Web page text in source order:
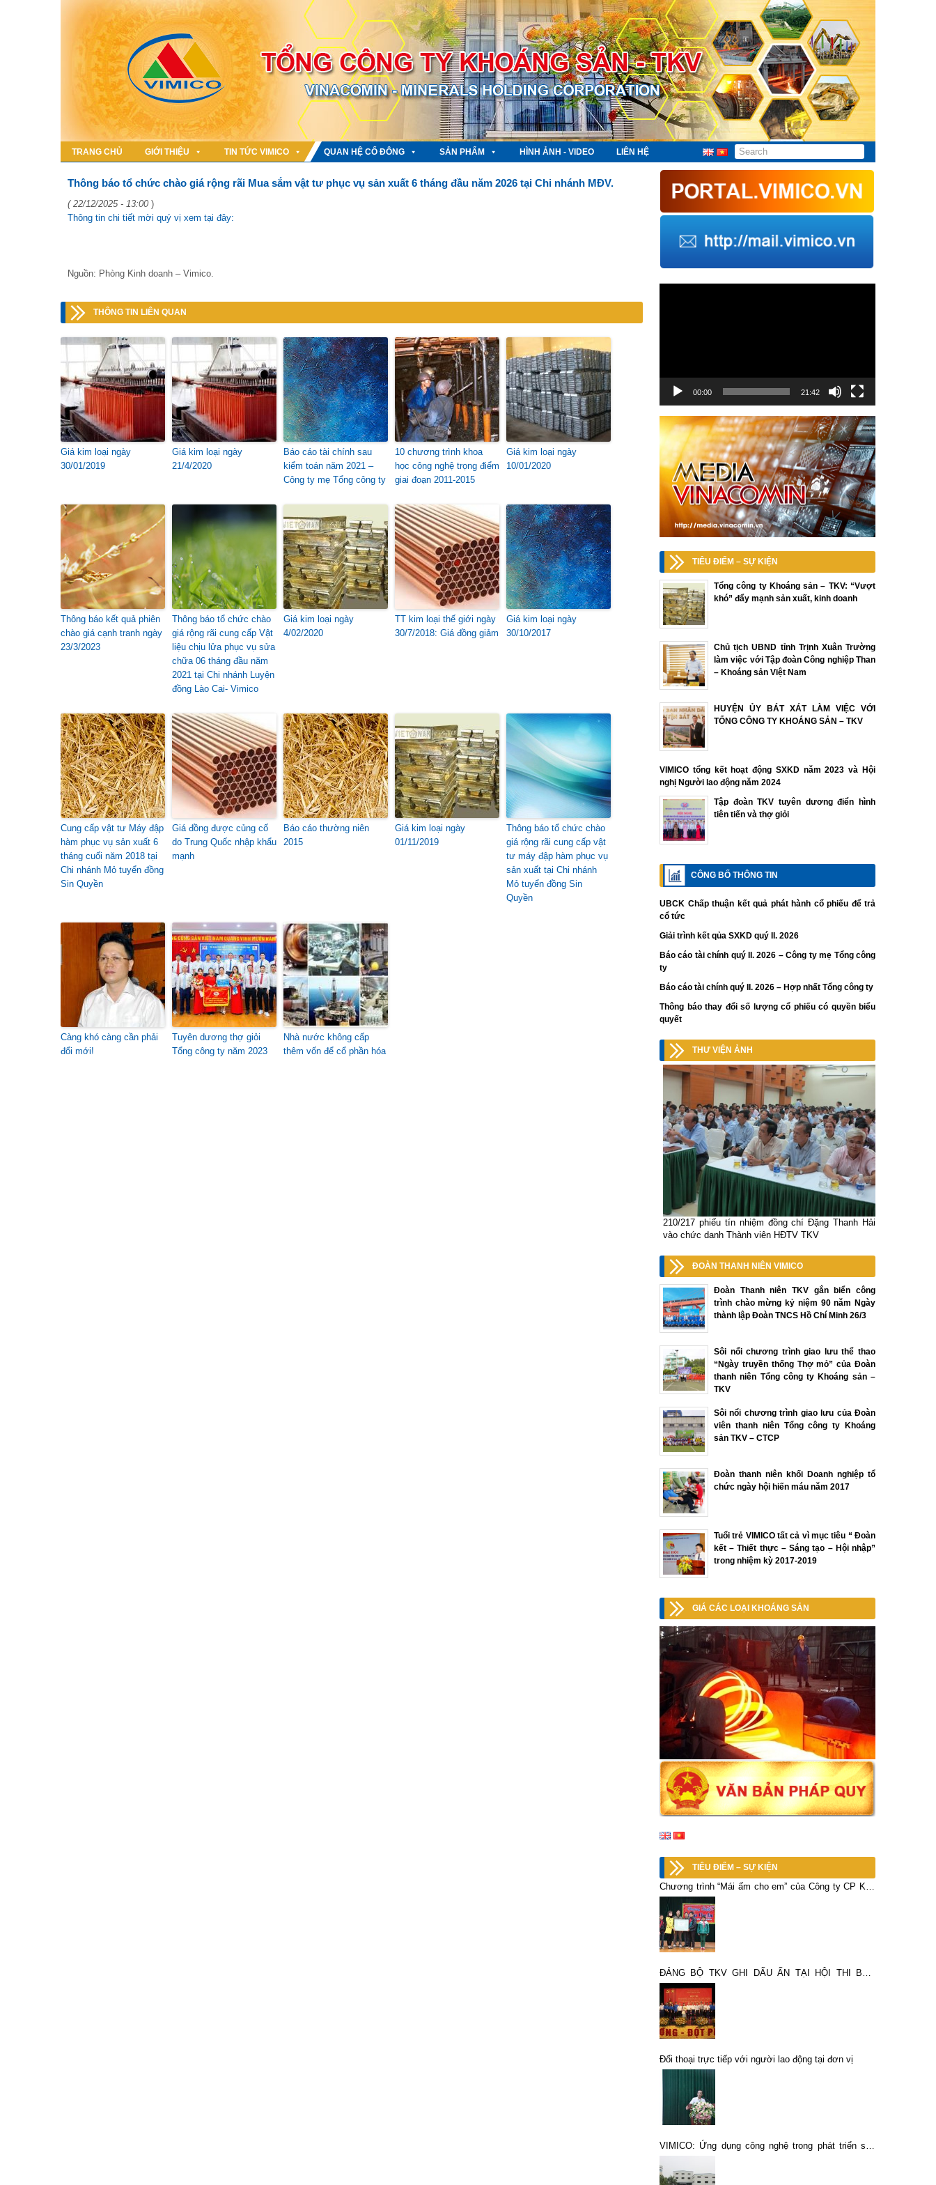
TRANG CHỦ GIỚI THIỆU TIN TỨC VIMICO QUAN HỆ CỔ ĐÔNG SẢN PHẨM HÌNH ẢNH - VIDEO LIÊN HỆ
Thông báo tổ chức chào giá rộng rãi Mua sắm vật tư phục vụ sản xuất 6 tháng đầu năm 2026 tại Chi nhánh MĐV.
( 22/12/2025 - 13:00 )
Thông tin chi tiết mời quý vị xem tại đây:
Nguồn: Phòng Kinh doanh – Vimico.
THÔNG TIN LIÊN QUAN
Giá kim loại ngày
30/01/2019
Giá kim loại ngày
21/4/2020
Báo cáo tài chính sau
kiểm toán năm 2021 –
Công ty mẹ Tổng công ty
10 chương trình khoa
học công nghệ trọng điểm
giai đoạn 2011-2015
Giá kim loại ngày
10/01/2020
Thông báo kết quả phiên
chào giá cạnh tranh ngày
23/3/2023
Thông báo tổ chức chào
giá rộng rãi cung cấp Vật
liệu chịu lửa phục vụ sửa
chữa 06 tháng đầu năm
2021 tại Chi nhánh Luyện
đồng Lào Cai- Vimico
Giá kim loại ngày
4/02/2020
TT kim loại thế giới ngày
30/7/2018: Giá đồng giảm
Giá kim loại ngày
30/10/2017
Cung cấp vật tư Máy đập
hàm phục vụ sản xuất 6
tháng cuối năm 2018 tại
Chi nhánh Mỏ tuyển đồng
Sin Quyền
Giá đồng được củng cố
do Trung Quốc nhập khẩu
mạnh
Báo cáo thường niên
2015
Giá kim loại ngày
01/11/2019
Thông báo tổ chức chào
giá rộng rãi cung cấp vật
tư máy đập hàm phục vụ
sản xuất tại Chi nhánh
Mỏ tuyển đồng Sin
Quyền
Càng khó càng cần phải
đổi mới!
Tuyên dương thợ giỏi
Tổng công ty năm 2023
Nhà nước không cấp
thêm vốn để cổ phần hóa
00:00 21:42
TIÊU ĐIỂM – SỰ KIỆN
Tổng công ty Khoáng sản – TKV: “Vượt
khó” đẩy mạnh sản xuất, kinh doanh
Chủ tịch UBND tỉnh Trịnh Xuân Trường
làm việc với Tập đoàn Công nghiệp Than
– Khoáng sản Việt Nam
HUYỆN ỦY BÁT XÁT LÀM VIỆC VỚI
TỔNG CÔNG TY KHOÁNG SẢN – TKV
VIMICO tổng kết hoạt động SXKD năm 2023 và Hội
nghị Người lao động năm 2024
Tập đoàn TKV tuyên dương điển hình
tiên tiến và thợ giỏi
CÔNG BỐ THÔNG TIN
UBCK Chấp thuận kết quả phát hành cổ phiếu để trả
cổ tức
Giải trình kết qủa SXKD quý II. 2026
Báo cáo tài chính quý II. 2026 – Công ty mẹ Tổng công
ty
Báo cáo tài chính quý II. 2026 – Hợp nhất Tổng công ty
Thông báo thay đổi số lượng cổ phiếu có quyền biểu
quyết
THƯ VIỆN ẢNH
210/217 phiếu tín nhiệm đồng chí Đặng Thanh Hải
vào chức danh Thành viên HĐTV TKV
ĐOÀN THANH NIÊN VIMICO
Đoàn Thanh niên TKV gắn biển công
trình chào mừng kỷ niệm 90 năm Ngày
thành lập Đoàn TNCS Hồ Chí Minh 26/3
Sôi nổi chương trình giao lưu thể thao
“Ngày truyền thống Thợ mỏ” của Đoàn
thanh niên Tổng công ty Khoáng sản –
TKV
Sôi nổi chương trình giao lưu của Đoàn
viên thanh niên Tổng công ty Khoáng
sản TKV – CTCP
Đoàn thanh niên khối Doanh nghiệp tổ
chức ngày hội hiến máu năm 2017
Tuổi trẻ VIMICO tất cả vì mục tiêu “ Đoàn
kết – Thiết thực – Sáng tạo – Hội nhập”
trong nhiệm kỳ 2017-2019
GIÁ CÁC LOẠI KHOÁNG SẢN
TIÊU ĐIỂM – SỰ KIỆN
Chương trình “Mái ấm cho em” của Công ty CP Kim
loại mầu Thái Nguyên – VIMICO
ĐẢNG BỘ TKV GHI DẤU ẤN TẠI HỘI THI BÁO
CÁO VIÊN, TUYÊN TRUYỀN VIÊN GIỎI ĐẢNG BỘ
BỘ TÀI CHÍNH NĂM 2026
Đối thoại trực tiếp với người lao động tại đơn vị
VIMICO: Ứng dụng công nghệ trong phát triển sản
xuất, gắn với bảo vệ môi trường bền vững